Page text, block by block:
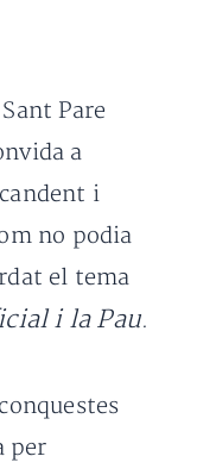
Pare
a
i
no podia
el tema
i la Pau.
per